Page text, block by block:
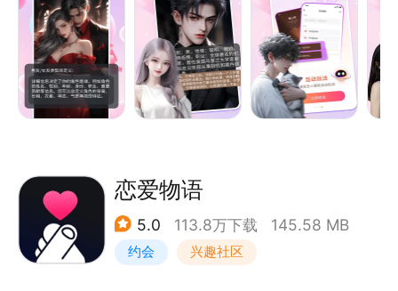
恋爱物语
5.0 113.8万下载 145.58 MB
约会 兴趣社区